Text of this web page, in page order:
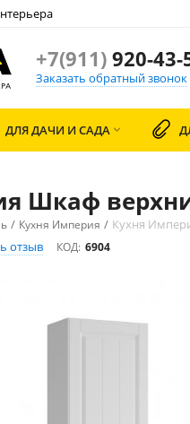
+7(911)920-43-
Заказать обратный звонок
ДЛЯ ДАЧИ И САДА 
Шкаф
/ Кухня Империя / Кухня
отзыв КОД: 6904